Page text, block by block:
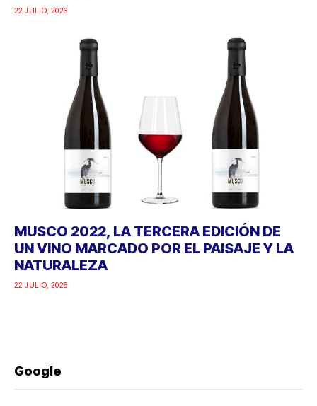
22 JULIO, 2026
MUSCO 2022, LA TERCERA EDICIÓN DE
UN VINO MARCADO POR EL PAISAJE Y LA
NATURALEZA
22 JULIO, 2026
Google